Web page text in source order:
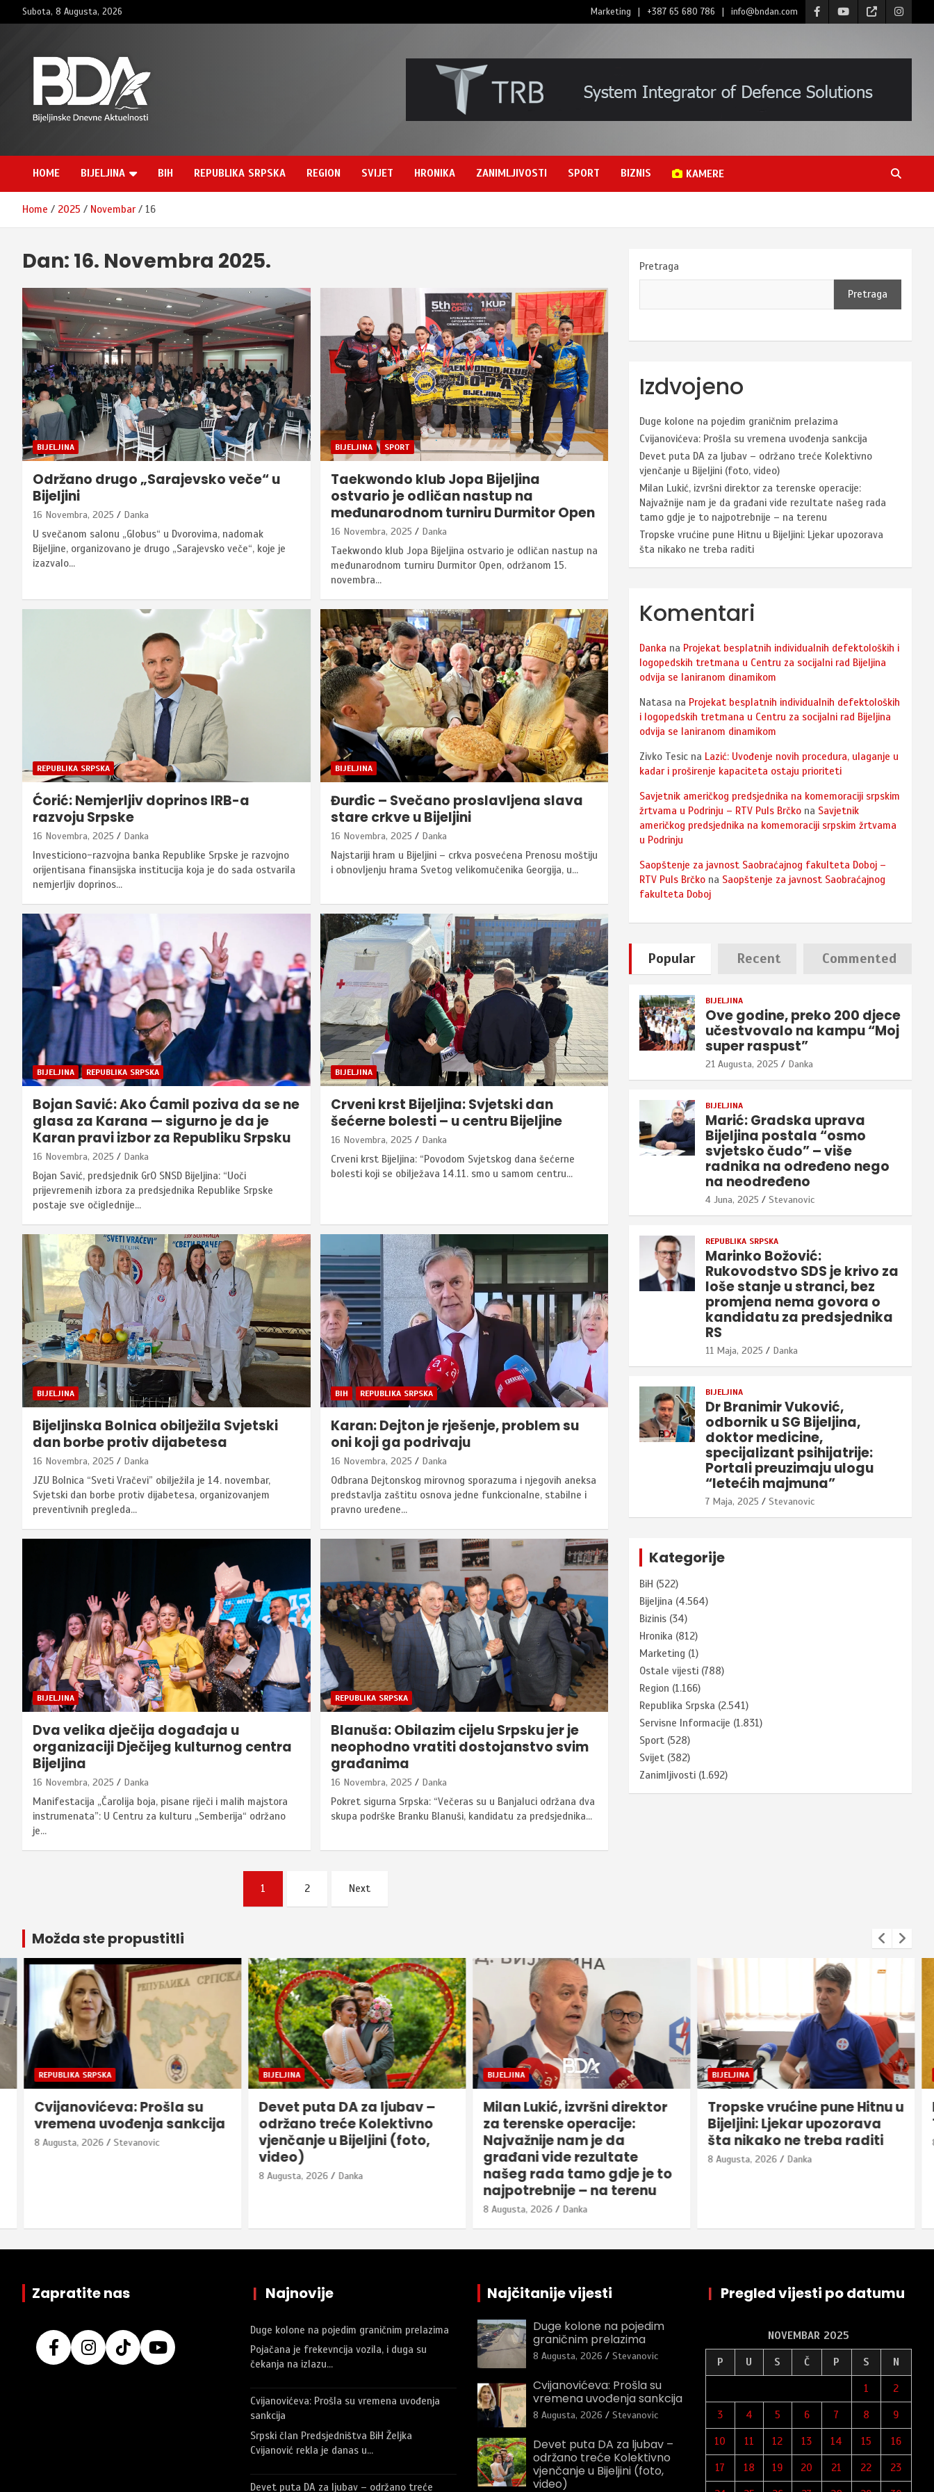
to
Subota, 8 Augusta, 2026 Marketing +387 65 680 786 info@bndan.com
BNDAN.com
HOME BIJELJINA BIH REPUBLIKA SRPSKA REGION SVIJET HRONIKA ZANIMLJIVOSTI SPORT BIZNIS KAMERE
Home 2025 Novembar 16
Dan: 16. Novembra 2025.
BIJELJINA
Održano drugo „Sarajevsko veče“ u
Bijeljini
16 Novembra, 2025 Danka
U svečanom salonu „Globus“ u Dvorovima, nadomak
Bijeljine, organizovano je drugo „Sarajevsko veče“, koje je
izazvalo…
BIJELJINA SPORT
Taekwondo klub Jopa Bijeljina
ostvario je odličan nastup na
međunarodnom turniru Durmitor Open
16 Novembra, 2025 Danka
Taekwondo klub Jopa Bijeljina ostvario je odličan nastup na
međunarodnom turniru Durmitor Open, održanom 15.
novembra…
REPUBLIKA SRPSKA
Ćorić: Nemjerljiv doprinos IRB-a
razvoju Srpske
16 Novembra, 2025 Danka
Investiciono-razvojna banka Republike Srpske je razvojno
orijentisana finansijska institucija koja je do sada ostvarila
nemjerljiv doprinos…
BIJELJINA
Đurđic – Svečano proslavljena slava
stare crkve u Bijeljini
16 Novembra, 2025 Danka
Najstariji hram u Bijeljini – crkva posvećena Prenosu moštiju
i obnovljenju hrama Svetog velikomučenika Georgija, u…
BIJELJINA REPUBLIKA SRPSKA
Bojan Savić: Ako Ćamil poziva da se ne
glasa za Karana — sigurno je da je
Karan pravi izbor za Republiku Srpsku
16 Novembra, 2025 Danka
Bojan Savić, predsjednik GrO SNSD Bijeljina: “Uoči
prijevremenih izbora za predsjednika Republike Srpske
postaje sve očiglednije…
BIJELJINA
Crveni krst Bijeljina: Svjetski dan
šećerne bolesti – u centru Bijeljine
16 Novembra, 2025 Danka
Crveni krst Bijeljina: “Povodom Svjetskog dana šećerne
bolesti koji se obilježava 14.11. smo u samom centru…
BIJELJINA
Bijeljinska Bolnica obilježila Svjetski
dan borbe protiv dijabetesa
16 Novembra, 2025 Danka
JZU Bolnica “Sveti Vračevi” obilježila je 14. novembar,
Svjetski dan borbe protiv dijabetesa, organizovanjem
preventivnih pregleda…
BIH REPUBLIKA SRPSKA
Karan: Dejton je rješenje, problem su
oni koji ga podrivaju
16 Novembra, 2025 Danka
Odbrana Dejtonskog mirovnog sporazuma i njegovih aneksa
predstavlja zaštitu osnova jedne funkcionalne, stabilne i
pravno uređene…
BIJELJINA
Dva velika dječija događaja u
organizaciji Dječijeg kulturnog centra
Bijeljina
16 Novembra, 2025 Danka
Manifestacija „Čarolija boja, pisane riječi i malih majstora
instrumenata”: U Centru za kulturu „Semberija“ održano
je…
REPUBLIKA SRPSKA
Blanuša: Obilazim cijelu Srpsku jer je
neophodno vratiti dostojanstvo svim
građanima
16 Novembra, 2025 Danka
Pokret sigurna Srpska: “Večeras su u Banjaluci održana dva
skupa podrške Branku Blanuši, kandidatu za predsjednika…
1 2 Next
Pretraga
Pretraga
Izdvojeno
Duge kolone na pojedim graničnim prelazima
Cvijanovićeva: Prošla su vremena uvođenja sankcija
Devet puta DA za ljubav – održano treće Kolektivno
vjenčanje u Bijeljini (foto, video)
Milan Lukić, izvršni direktor za terenske operacije:
Najvažnije nam je da građani vide rezultate našeg rada
tamo gdje je to najpotrebnije – na terenu
Tropske vrućine pune Hitnu u Bijeljini: Ljekar upozorava
šta nikako ne treba raditi
Komentari
Danka na Projekat besplatnih individualnih defektoloških i
logopedskih tretmana u Centru za socijalni rad Bijeljina
odvija se laniranom dinamikom
Natasa na Projekat besplatnih individualnih defektoloških
i logopedskih tretmana u Centru za socijalni rad Bijeljina
odvija se laniranom dinamikom
Zivko Tesic na Lazić: Uvođenje novih procedura, ulaganje u
kadar i proširenje kapaciteta ostaju prioriteti
Savjetnik američkog predsjednika na komemoraciji srpskim
žrtvama u Podrinju – RTV Puls Brčko na Savjetnik
američkog predsjednika na komemoraciji srpskim žrtvama
u Podrinju
Saopštenje za javnost Saobraćajnog fakulteta Doboj –
RTV Puls Brčko na Saopštenje za javnost Saobraćajnog
fakulteta Doboj
Popular Recent Commented
BIJELJINA
Ove godine, preko 200 djece
učestvovalo na kampu “Moj
super raspust”
21 Augusta, 2025 Danka
BIJELJINA
Marić: Gradska uprava
Bijeljina postala “osmo
svjetsko čudo” – više
radnika na određeno nego
na neodređeno
4 Juna, 2025 Stevanovic
REPUBLIKA SRPSKA
Marinko Božović:
Rukovodstvo SDS je krivo za
loše stanje u stranci, bez
promjena nema govora o
kandidatu za predsjednika
RS
11 Maja, 2025 Danka
BIJELJINA
Dr Branimir Vuković,
odbornik u SG Bijeljina,
doktor medicine,
specijalizant psihijatrije:
Portali preuzimaju ulogu
“letećih majmuna”
7 Maja, 2025 Stevanovic
Kategorije
BiH (522)
Bijeljina (4.564)
Bizinis (34)
Hronika (812)
Marketing (1)
Ostale vijesti (788)
Region (1.166)
Republika Srpska (2.541)
Servisne Informacije (1.831)
Sport (528)
Svijet (382)
Zanimljivosti (1.692)
Možda ste propustitli
REPUBLIKA SRPSKA
Cvijanovićeva: Prošla su
vremena uvođenja sankcija
8 Augusta, 2026 Stevanovic
BIJELJINA
Devet puta DA za ljubav –
održano treće Kolektivno
vjenčanje u Bijeljini (foto,
video)
8 Augusta, 2026 Danka
BIJELJINA
Milan Lukić, izvršni direktor
za terenske operacije:
Najvažnije nam je da
građani vide rezultate
našeg rada tamo gdje je to
najpotrebnije – na terenu
8 Augusta, 2026 Danka
BIJELJINA
Tropske vrućine pune Hitnu u
Bijeljini: Ljekar upozorava
šta nikako ne treba raditi
8 Augusta, 2026 Danka
Zapratite nas | Najnovije
Duge kolone na pojedim graničnim prelazima
Pojačana je frekevncija vozila, i duga su
čekanja na izlazu…
Cvijanovićeva: Prošla su vremena uvođenja
sankcija
Srpski član Predsjedništva BiH Željka
Cvijanović rekla je danas u…
Devet puta DA za ljubav – održano treće
Najčitanije vijesti
Duge kolone na pojedim
graničnim prelazima
8 Augusta, 2026 Stevanovic
Cvijanovićeva: Prošla su
vremena uvođenja sankcija
8 Augusta, 2026 Stevanovic
Devet puta DA za ljubav –
održano treće Kolektivno
vjenčanje u Bijeljini (foto,
video)
| Pregled vijesti po datumu
NOVEMBAR 2025
P U S Č P S N
1 2
3 4 5 6 7 8 9
10 11 12 13 14 15 16
17 18 19 20 21 22 23